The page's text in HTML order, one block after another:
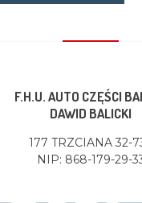
F.H.U. AUTO CZĘŚCI
DAWID BALICKI
177 TRZCIANA 32-
NIP: 868-179-29-